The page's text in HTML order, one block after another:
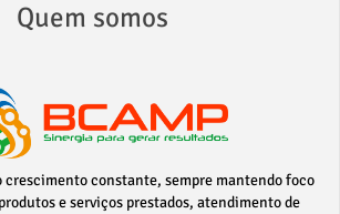
Quem somos
crescimento constante, sempre mantendo foco
e serviços prestados, atendimento de